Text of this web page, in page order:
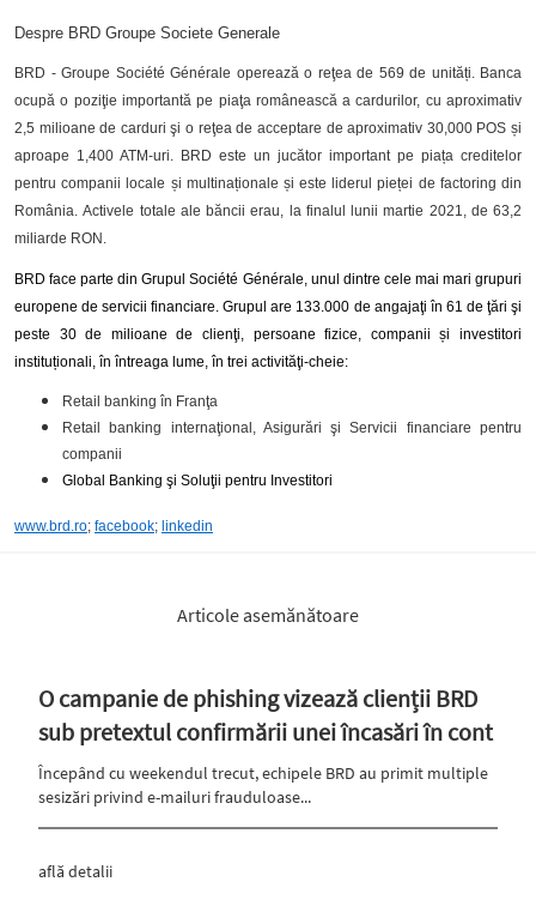
Despre BRD Groupe Societe Generale
BRD - Groupe Société Générale operează o reţea de 569 de unități. Banca
ocupă o poziţie importantă pe piaţa românească a cardurilor, cu aproximativ
2,5 milioane de carduri şi o reţea de acceptare de aproximativ 30,000 POS și
aproape 1,400 ATM-uri. BRD este un jucător important pe piața creditelor
pentru companii locale și multinaționale și este liderul pieței de factoring din
România.Activele totale ale băncii erau, la finalul lunii martie 2021, de 63,2
miliarde RON.
BRD face parte din Grupul Société Générale, unul dintre cele mai mari grupuri
europene de servicii financiare. Grupul are 133.000 de angajaţi în 61 de ţări şi
peste 30 de milioane de clienţi, persoane fizice, companii și investitori
instituționali, în întreaga lume, în trei activităţi-cheie:
Retail banking în Franţa
Retail banking internaţional, Asigurări şi Servicii financiare pentru
companii
Global Banking şi Soluţii pentru Investitori
www.brd.ro; facebook; linkedin
Articole asemănătoare
O campanie de phishing vizează clienții BRD
sub pretextul confirmării unei încasări în cont
Începând cu weekendul trecut, echipele BRD au primit multiple
sesizări privind e-mailuri frauduloase...
află detalii